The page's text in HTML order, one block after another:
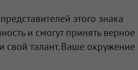
этого знака
и смогут принять верное
талант. Ваше окружение